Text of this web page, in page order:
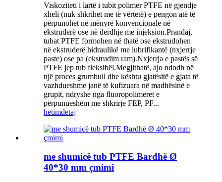
Viskoziteti i lartë i tubit polimer PTFE në gjendje
xheli (nuk shkrihet me të vërtetë) e pengon atë të
përpunohet në mënyrë konvencionale në
ekstruderë ose në derdhje me injeksion.Prandaj,
tubat PTFE formohen në thatë ose ekstrudohen
në ekstruderë hidraulikë me lubrifikantë (nxjerrje
paste) ose pa (ekstrudim ram).Nxjerrja e pastës së
PTFE jep tub fleksibël.Megjithatë, ajo ndodh në
një proces grumbull dhe kështu gjatësitë e gjata të
vazhdueshme janë të kufizuara në madhësinë e
grupit, ndryshe nga fluoropolimeret e
përpunueshëm me shkrirje FEP, PF...
hetimdetaj
me shumicë tub PTFE Bardhë Ø
40*30 mm çmimi